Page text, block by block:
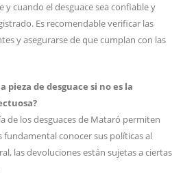
y cuando el desguace sea confiable y
Es recomendable verificar las
y asegurarse de que cumplan con las
pieza de desguace si no es la
de los desguaces de Mataró permiten
fundamental conocer sus políticas al
las devoluciones están sujetas a ciertas